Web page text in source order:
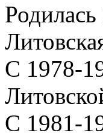
С 1978-
С 1981-